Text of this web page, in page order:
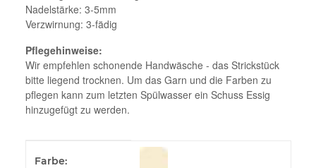
Nadelstärke: 3-5mm
Verzwirnung: 3-fädig
Pflegehinweise:
Wir empfehlen schonende Handwäsche - das Strickstück
bitte liegend trocknen. Um das Garn und die Farben zu
pflegen kann zum letzten Spülwasser ein Schuss Essig
hinzugefügt zu werden.
Farbe: